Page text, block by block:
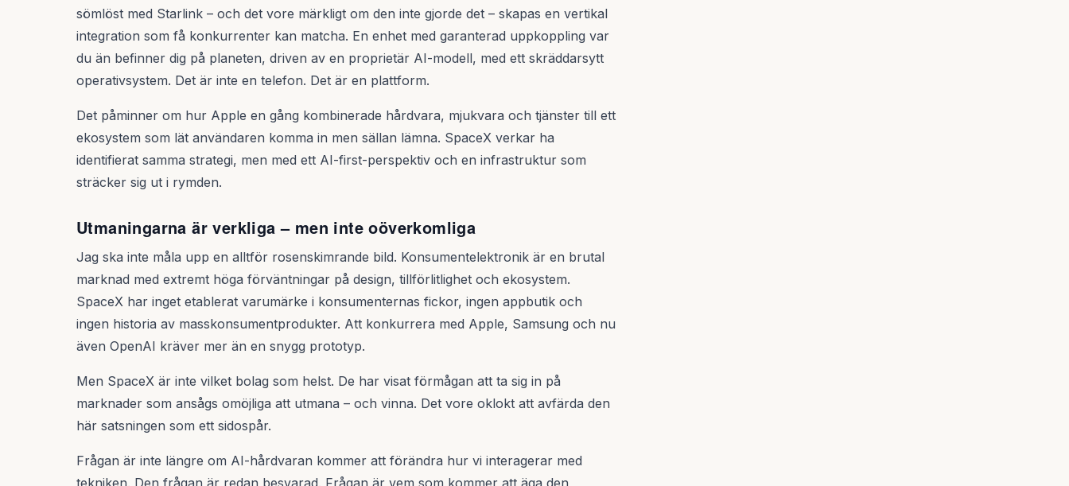
sömlöst med Starlink – och det vore märkligt om den inte gjorde det – skapas en vertikal
integration som få konkurrenter kan matcha. En enhet med garanterad uppkoppling var
du än befinner dig på planeten, driven av en proprietär AI-modell, med ett skräddarsytt
operativsystem. Det är inte en telefon. Det är en plattform.
Det påminner om hur Apple en gång kombinerade hårdvara, mjukvara och tjänster till ett
ekosystem som lät användaren komma in men sällan lämna. SpaceX verkar ha
identifierat samma strategi, men med ett AI-first-perspektiv och en infrastruktur som
sträcker sig ut i rymden.
Utmaningarna är verkliga – men inte oöverkomliga
Jag ska inte måla upp en alltför rosenskimrande bild. Konsumentelektronik är en brutal
marknad med extremt höga förväntningar på design, tillförlitlighet och ekosystem.
SpaceX har inget etablerat varumärke i konsumenternas fickor, ingen appbutik och
ingen historia av masskonsumentprodukter. Att konkurrera med Apple, Samsung och nu
även OpenAI kräver mer än en snygg prototyp.
Men SpaceX är inte vilket bolag som helst. De har visat förmågan att ta sig in på
marknader som ansågs omöjliga att utmana – och vinna. Det vore oklokt att avfärda den
här satsningen som ett sidospår.
Frågan är inte längre om AI-hårdvaran kommer att förändra hur vi interagerar med
tekniken. Den frågan är redan besvarad. Frågan är vem som kommer att äga den